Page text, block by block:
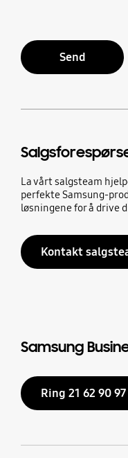
Send
La vårt salgsteam
perfekte Samsung-
løsningene for å drive
Kontakt
Samsung
Ring 21 62 90 97